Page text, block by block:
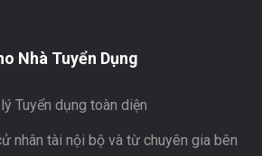
Nhà Tuyển Dụng
Tuyển dụng toàn diện
nhân tài nội bộ và từ chuyên gia bên